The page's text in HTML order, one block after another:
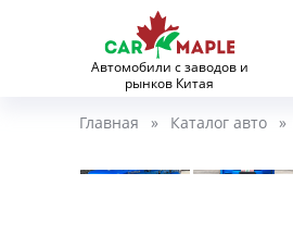
Автомобили с заводов и
рынков Китая
Главная » Каталог авто »